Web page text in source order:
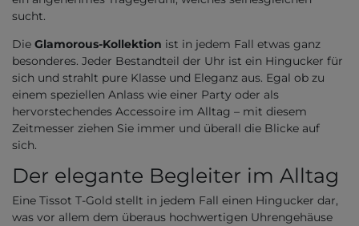
sucht.
Die Glamorous-Kollektion ist in jedem Fall etwas ganz
besonderes. Jeder Bestandteil der Uhr ist ein Hingucker für
sich und strahlt pure Klasse und Eleganz aus. Egal ob zu
einem speziellen Anlass wie einer Party oder als
hervorstechendes Accessoire im Alltag – mit diesem
Zeitmesser ziehen Sie immer und überall die Blicke auf
sich.
Der elegante Begleiter im Alltag
Eine Tissot T-Gold stellt in jedem Fall einen Hingucker dar,
was vor allem dem überaus hochwertigen Uhrengehäuse